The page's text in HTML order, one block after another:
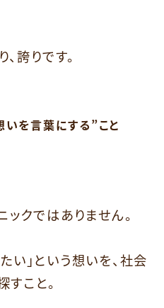
誇りです。
いを言葉にする”こと
ックではありません。
い」という想いを、社会
こと。